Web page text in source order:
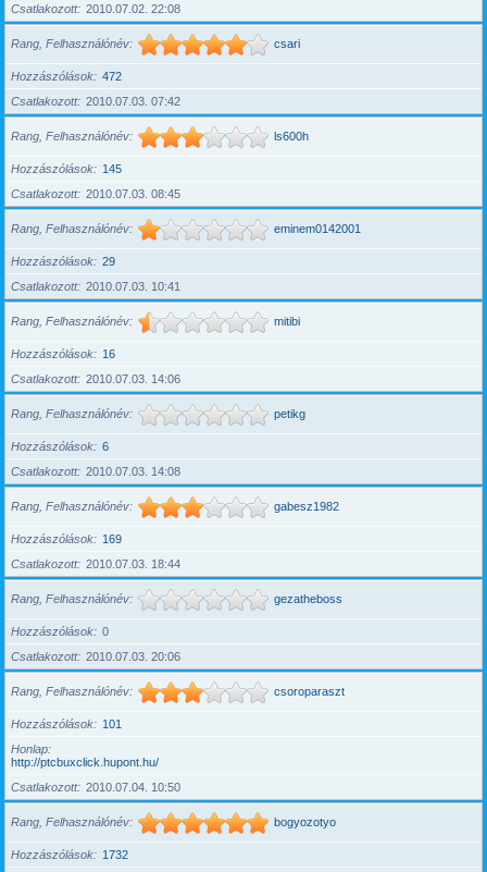
Csatlakozott
2010.07.02. 22:08
Rang, Felhasználónév csari
Hozzászólások
472
Csatlakozott
2010.07.03. 07:42
Rang, Felhasználónév ls600h
Hozzászólások
145
Csatlakozott
2010.07.03. 08:45
Rang, Felhasználónév eminem0142001
Hozzászólások
29
Csatlakozott
2010.07.03. 10:41
Rang, Felhasználónév mitibi
Hozzászólások
16
Csatlakozott
2010.07.03. 14:06
Rang, Felhasználónév petikg
Hozzászólások
6
Csatlakozott
2010.07.03. 14:08
Rang, Felhasználónév gabesz1982
Hozzászólások
169
Csatlakozott
2010.07.03. 18:44
Rang, Felhasználónév gezatheboss
Hozzászólások
0
Csatlakozott
2010.07.03. 20:06
Rang, Felhasználónév csoroparaszt
Hozzászólások
101
Honlap
http://ptcbuxclick.hupont.hu/
Csatlakozott
2010.07.04. 10:50
Rang, Felhasználónév bogyozotyo
Hozzászólások
1732